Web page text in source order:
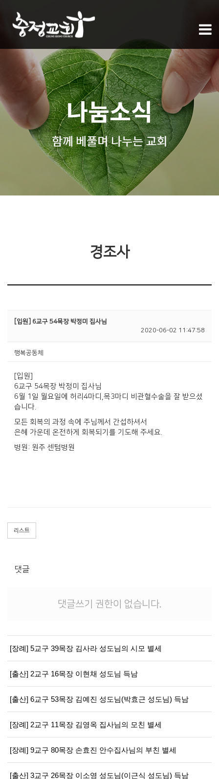
경조사
[입원] 6교구 54목장 박정미 집사님
2020-06-02 11:47:58
행복공동체
[입원]
6교구 54목장 박정미 집사님
6월 1일 월요일에 허리4마디,목3마디 비관혈수술을 잘 받으셨
습니다.
모든 회복의 과정 속에 주님께서 간섭하셔서
은혜 가운데 온전하게 회복되기를 기도해 주세요.
병원: 원주 센텀병원
리스트
댓글
댓글쓰기 권한이 없습니다.
[장례] 5교구 39목장 김사라 성도님의 시모 별세
[출산] 2교구 16목장 이현채 성도님 득남
[출산] 6교구 53목장 김예진 성도님(박효근 성도님) 득남
[장례] 2교구 11목장 김영옥 집사님의 모친 별세
[장례] 9교구 80목장 손효진 안수집사님의 부친 별세
[출산] 3교구 26목장 이소영 성도님(이근식 성도님) 득남